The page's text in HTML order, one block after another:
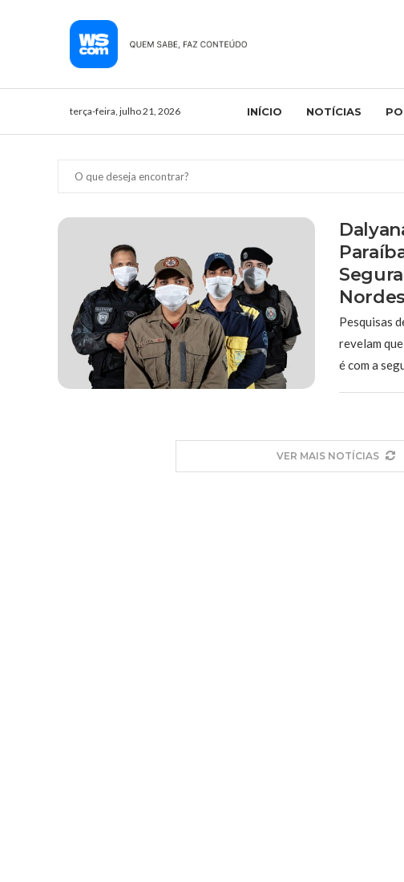
terça-feira, julho 21, 2026 INÍCIO NOTÍCIAS
Pesquisas
revelam
é com a
VER MAIS NOTÍCIAS